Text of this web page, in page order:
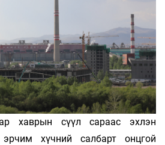
хаврын сүүл сараас эхлэн
хүчний салбарт онцгой